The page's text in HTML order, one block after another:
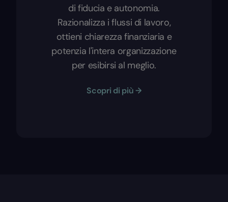
di fiducia e autonomia.
Razionalizza i flussi di lavoro,
ottieni chiarezza finanziaria e
potenzia l'intera organizzazione
per esibirsi al meglio.
Scopri di più →